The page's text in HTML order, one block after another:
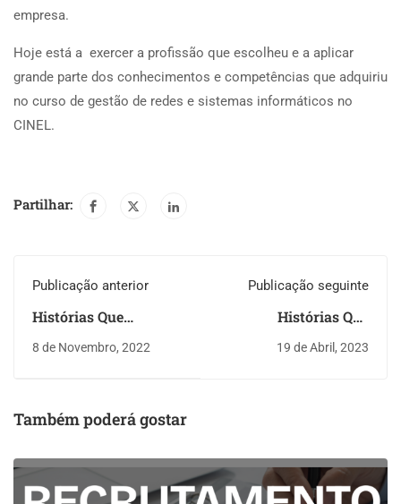
empresa.
Hoje está a exercer a profissão que escolheu e a aplicar
grande parte dos conhecimentos e competências que adquiriu
no curso de gestão de redes e sistemas informáticos no
CINEL.
Partilhar:
Publicação anterior
Histórias Que
e João
8 de Novembro, 2022
Publicação seguinte
Histórias Que
Santos e Filipe Silva
19 de Abril, 2023
Também poderá gostar